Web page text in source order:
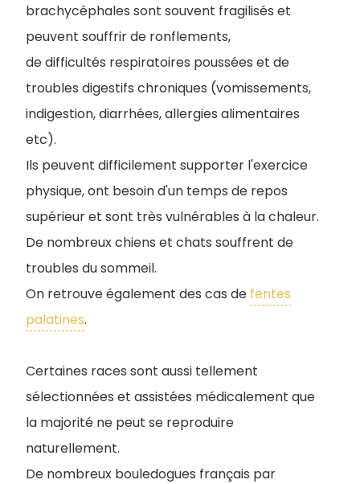
brachycéphales sont souvent fragilisés et
peuvent souffrir de ronflements,
de difficultés respiratoires poussées et de
troubles digestifs chroniques (vomissements,
indigestion, diarrhées, allergies alimentaires
etc).
Ils peuvent difficilement supporter l'exercice
physique, ont besoin d'un temps de repos
supérieur et sont très vulnérables à la chaleur.
De nombreux chiens et chats souffrent de
troubles du sommeil.
On retrouve également des cas de fentes
palatines.
Certaines races sont aussi tellement
sélectionnées et assistées médicalement que
la majorité ne peut se reproduire
naturellement.
De nombreux bouledogues français par